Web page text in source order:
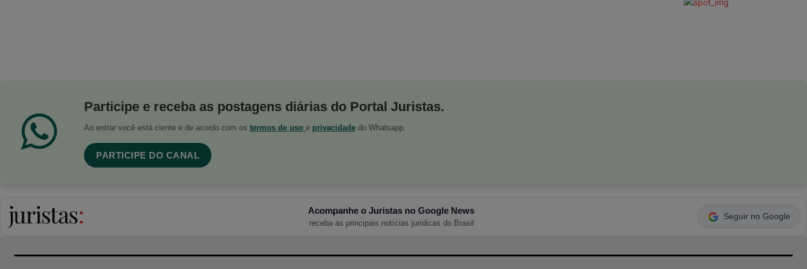
Participe e receba as postagens diárias do Portal Juristas.
Ao entrar você está ciente e de acordo com os termos de uso e privacidade do Whatsapp.
PARTICIPE DO CANAL
Acompanhe o Juristas no Google News
receba as principais notícias jurídicas do Brasil
Seguir no Google